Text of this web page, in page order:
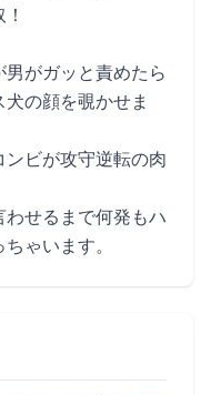
がガッと責めたら
の顔を覗かせま
ビが攻守逆転の肉
わせるまで何発もハ
ゃいます。